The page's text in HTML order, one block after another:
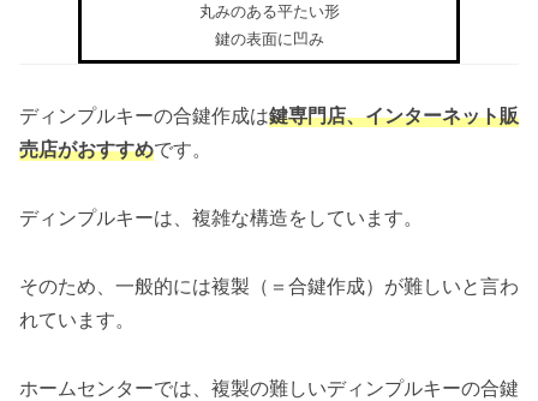
丸みのある平たい形
鍵の表面に凹み
ディンプルキーの合鍵作成は鍵専門店、インターネット販
売店がおすすめです。
ディンプルキーは、複雑な構造をしています。
そのため、一般的には複製（＝合鍵作成）が難しいと言わ
れています。
ホームセンターでは、複製の難しいディンプルキーの合鍵